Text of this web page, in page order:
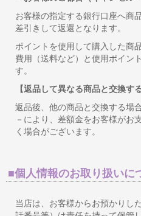
お客様の指定する銀行口座へ商
差引きして返還とな
ポイントを使用して購入した商
費用（送料など）と使用ポイン
す。
【返品して異なる商品と交換す
返品後、他の商品と交換する場
－により、差額金をお客様がお
く場合がございます。
■個人情報のお取り扱いに
当店は、お客様からお預かりし